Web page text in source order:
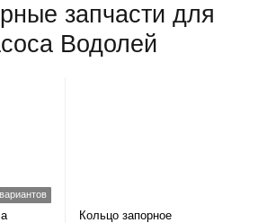
запчасти для
Водолей
Кольцо запорное